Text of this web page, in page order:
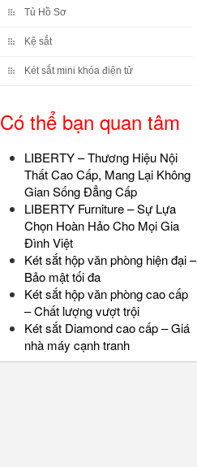
Tủ Hồ Sơ
Kệ sắt
Két sắt mini khóa điện tử
Có thể bạn quan tâm
LIBERTY – Thương Hiệu Nội
Thất Cao Cấp, Mang Lại Không
Gian Sống Đẳng Cấp
LIBERTY Furniture – Sự Lựa
Chọn Hoàn Hảo Cho Mọi Gia
Đình Việt
Két sắt hộp văn phòng hiện đại –
Bảo mật tối đa
Két sắt hộp văn phòng cao cấp
– Chất lượng vượt trội
Két sắt Diamond cao cấp – Giá
nhà máy cạnh tranh